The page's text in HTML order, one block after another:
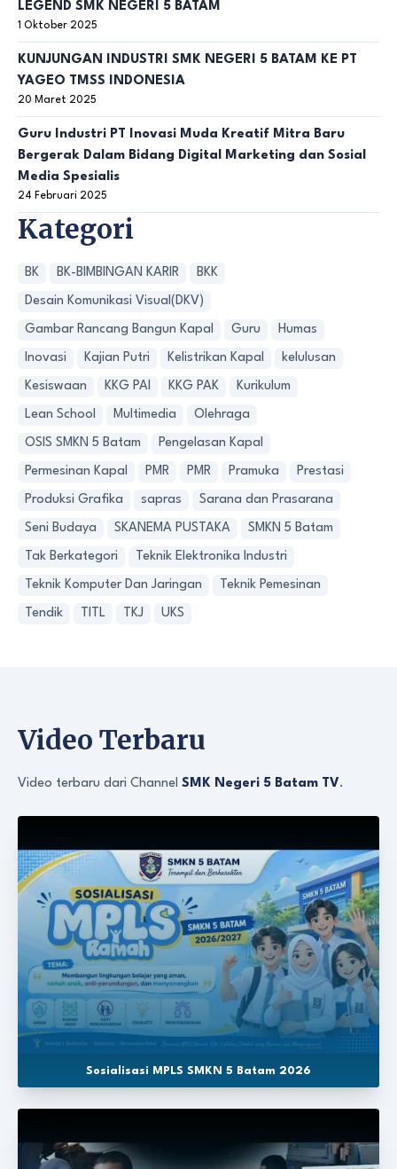
LEGEND SMK NEGERI 5 BATAM
1 Oktober 2025
KUNJUNGAN INDUSTRI SMK NEGERI 5 BATAM KE PT
YAGEO TMSS INDONESIA
20 Maret 2025
Guru Industri PT Inovasi Muda Kreatif Mitra Baru
Bergerak Dalam Bidang Digital Marketing dan Sosial
Media Spesialis
24 Februari 2025
Kategori
BK BK-BIMBINGAN KARIR BKK
Desain Komunikasi Visual(DKV)
Gambar Rancang Bangun Kapal Guru Humas
Inovasi Kajian Putri Kelistrikan Kapal kelulusan
Kesiswaan KKG PAI KKG PAK Kurikulum
Lean School Multimedia Olehraga
OSIS SMKN 5 Batam Pengelasan Kapal
Permesinan Kapal PMR PMR Pramuka Prestasi
Produksi Grafika sapras Sarana dan Prasarana
Seni Budaya SKANEMA PUSTAKA SMKN 5 Batam
Tak Berkategori Teknik Elektronika Industri
Teknik Komputer Dan Jaringan Teknik Pemesinan
Tendik TITL TKJ UKS
Video Terbaru
Video terbaru dari Channel SMK Negeri 5 Batam TV.
Sosialisasi MPLS SMKN 5 Batam 2026